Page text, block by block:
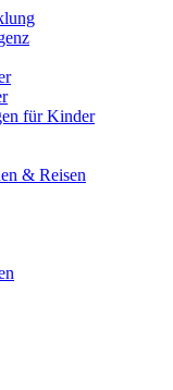
für Kinder
& Reisen